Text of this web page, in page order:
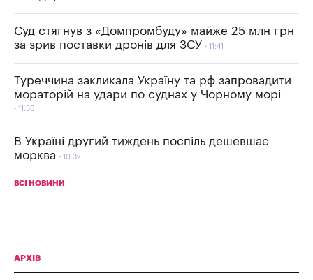
Суд стягнув з «Домпромбуду» майже 25 млн грн
за зрив поставки дронів для ЗСУ
11:41
Туреччина закликала Україну та рф запровадити
мораторій на удари по суднах у Чорному морі
11:36
В Україні другий тиждень поспіль дешевшає
морква
10:32
ВСІ НОВИНИ
АРХІВ